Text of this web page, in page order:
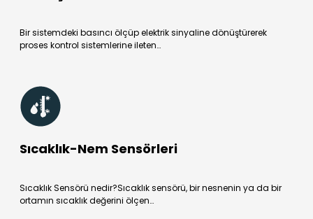
Bir sistemdeki basıncı ölçüp elektrik sinyaline dönüştürerek
proses kontrol sistemlerine ileten…
Sıcaklık-Nem Sensörleri
Sıcaklık Sensörü nedir?Sıcaklık sensörü, bir nesnenin ya da bir
ortamın sıcaklık değerini ölçen…